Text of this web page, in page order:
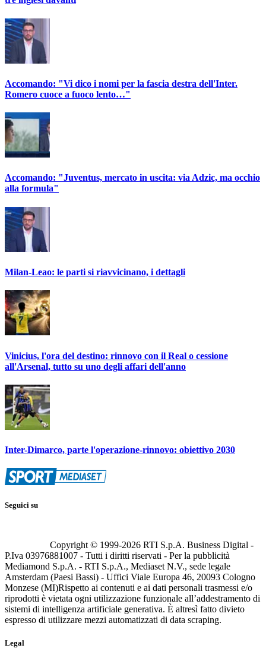
Accomando: "Vi dico i nomi per la fascia destra dell'Inter.
Romero cuoce a fuoco lento…"
Accomando: "Juventus, mercato in uscita: via Adzic, ma occhio
alla formula"
Milan-Leao: le parti si riavvicinano, i dettagli
Vinicius, l'ora del destino: rinnovo con il Real o cessione
all'Arsenal, tutto su uno degli affari dell'anno
Inter-Dimarco, parte l'operazione-rinnovo: obiettivo 2030
Seguici su
Copyright © 1999-2026 RTI S.p.A. Business Digital -
P.Iva 03976881007 - Tutti i diritti riservati - Per la pubblicità
Mediamond S.p.A. - RTI S.p.A., Mediaset N.V., sede legale
Amsterdam (Paesi Bassi) - Uffici Viale Europa 46, 20093 Cologno
Monzese (MI)Rispetto ai contenuti e ai dati personali trasmessi e/o
riprodotti è vietata ogni utilizzazione funzionale all’addestramento di
sistemi di intelligenza artificiale generativa. È altresì fatto divieto
espresso di utilizzare mezzi automatizzati di data scraping.
Legal